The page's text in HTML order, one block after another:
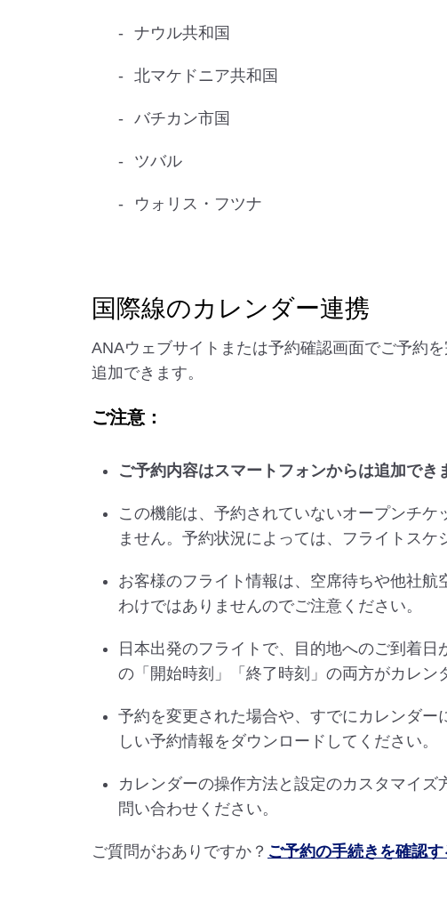
ナウル共和国
北マケドニア共和国
バチカン市国
ツバル
ウォリス・フツナ
国際線のカレンダー連携
ANAウェブサイトまたは予約確認画面でご予約
追加できます。
ご注意：
ご予約内容はスマートフォンからは追加でき
この機能は、予約されていないオープンチ
ません。予約状況によっては、フライトス
お客様のフライト情報は、空席待ちや他社
わけではありませんのでご注意ください。
日本出発のフライトで、目的地へのご到着
の「開始時刻」「終了時刻」の両方がカレン
予約を変更された場合や、すでにカレンダ
しい予約情報をダウンロードしてください。
カレンダーの操作方法と設定のカスタマイ
問い合わせください。
ご質問がおありですか？ ご予約の手続きを確認す